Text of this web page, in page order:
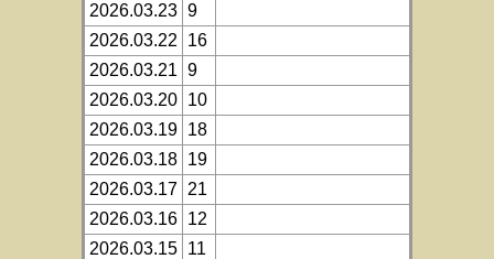
2026.03.23 9
2026.03.22
16
2026.03.21 9
2026.03.20 10
2026.03.19 18
2026.03.18 19
2026.03.17 21
2026.03.16 12
2026.03.15 11